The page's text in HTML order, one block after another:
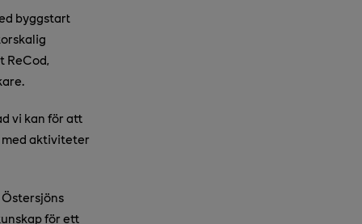
byggstart
vi kan för att
aktiviteter
för ett